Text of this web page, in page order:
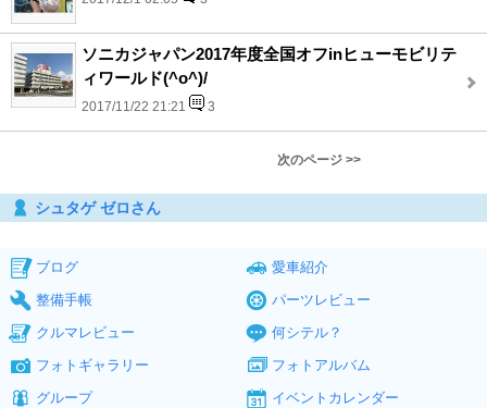
ソニカジャパン2017年度全国オフinヒューモビリテ
ィワールド(^o^)/
2017/11/22 21:21 3
次のページ >>
シュタゲ ゼロさん
ブログ
愛車紹介
整備手帳
パーツレビュー
クルマレビュー
何シテル？
フォトギャラリー
フォトアルバム
グループ
イベントカレンダー